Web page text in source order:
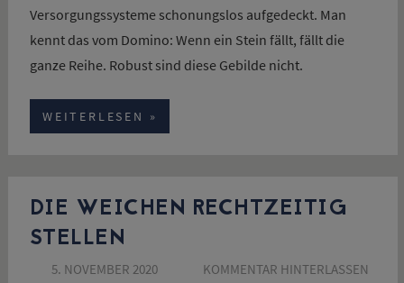
Versorgungssysteme schonungslos aufgedeckt. Man
kennt das vom Domino: Wenn ein Stein fällt, fällt die
ganze Reihe. Robust sind diese Gebilde nicht.
WEITERLESEN
DIE WEICHEN RECHTZEITIG
STELLEN
5. NOVEMBER 2020 SUSANNE SCHÖN
KOMMENTAR HINTERLASSEN